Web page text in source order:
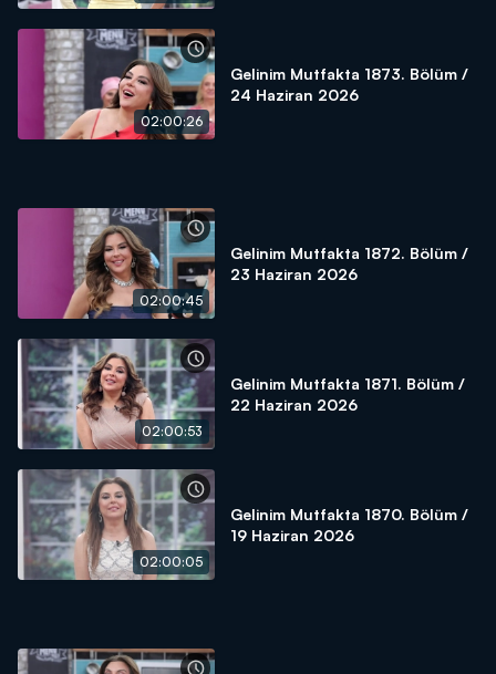
02:00:26
Gelinim Mutfakta 1873. Bölüm /
24 Haziran 2026
02:00:45
Gelinim Mutfakta 1872. Bölüm /
23 Haziran 2026
02:00:53
Gelinim Mutfakta 1871. Bölüm /
22 Haziran 2026
02:00:05
Gelinim Mutfakta 1870. Bölüm /
19 Haziran 2026